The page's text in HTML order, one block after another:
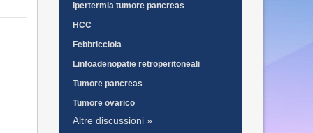
Ipertermia tumore pancreas
HCC
Febbricciola
Linfoadenopatie retroperitoneali
Tumore pancreas
Tumore ovarico
Altre discussioni »